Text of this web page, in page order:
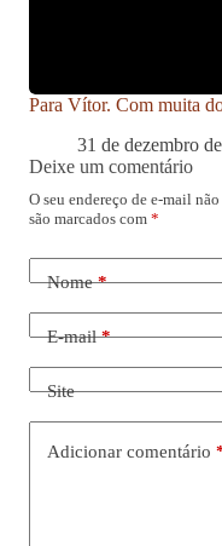
Para Vítor. Com muita
31 de dezembro
Deixe um comentário
O seu endereço de e-mail
são marcados com *
Nome*
E-mail*
Site
Adicionar comentário